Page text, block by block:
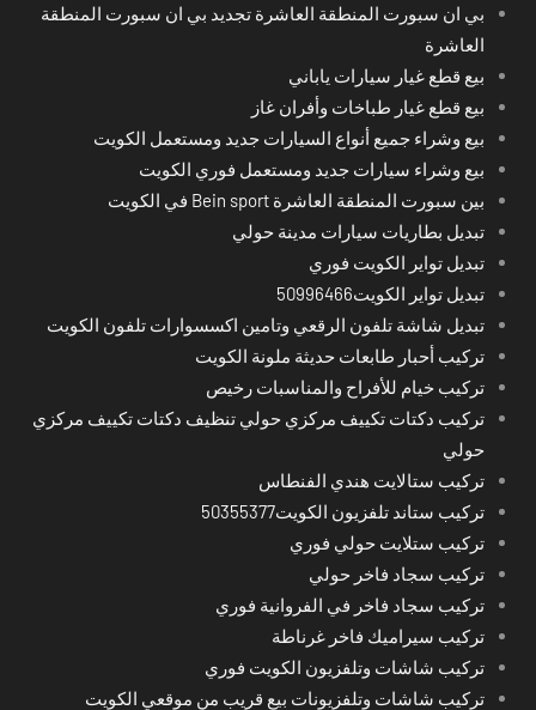
بي ان سبورت المنطقة العاشرة تجديد بي ان سبورت المنطقة
العاشرة
بيع قطع غيار سيارات ياباني
بيع قطع غيار طباخات وأفران غاز
بيع وشراء جميع أنواع السيارات جديد ومستعمل الكويت
بيع وشراء سيارات جديد ومستعمل فوري الكويت
بين سبورت المنطقة العاشرة Bein sport في الكويت
تبديل بطاريات سيارات مدينة حولي
تبديل تواير الكويت فوري
تبديل تواير الكويت50996466
تبديل شاشة تلفون الرقعي وتامين اكسسوارات تلفون الكويت
تركيب أحبار طابعات حديثة ملونة الكويت
تركيب خيام للأفراح والمناسبات رخيص
تركيب دكتات تكييف مركزي حولي تنظيف دكتات تكييف مركزي
حولي
تركيب ستالايت هندي الفنطاس
تركيب ستاند تلفزيون الكويت50355377
تركيب ستلايت حولي فوري
تركيب سجاد فاخر حولي
تركيب سجاد فاخر في الفروانية فوري
تركيب سيراميك فاخر غرناطة
تركيب شاشات وتلفزيون الكويت فوري
تركيب شاشات وتلفزيونات بيع قريب من موقعي الكويت